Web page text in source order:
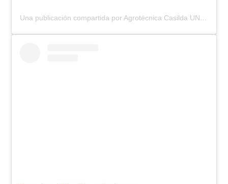
Una publicación compartida por Agrotécnica Casilda UNR (@escuela.agrotecnica.casilda)